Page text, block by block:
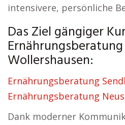
intensivere, persönliche
Das Ziel gängiger
Wollershausen:
Ernährungsberatung
Ernährungsberatung
Dank moderner